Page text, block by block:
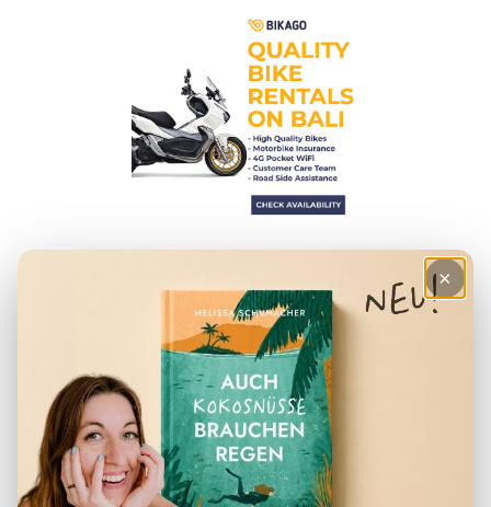
– Checkliste für den Urlaub
– Deine Finanzen in Indonesien
– Der perfekte Reiserucksack
– Visum für Indonesien
– Packliste für Indonesien
×